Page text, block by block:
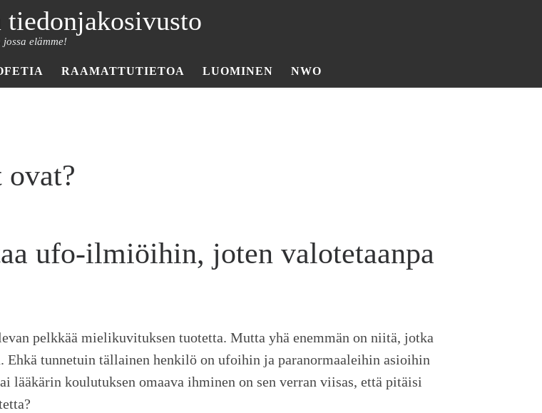
tiedonjakosivusto
elämme!
RAAMATTUTIETOA LUOMINEN NWO
ufo-ilmiöihin, joten valotetaanpa
pelkkää mielikuvituksen tuotetta. Mutta yhä enemmän on niitä, jotka
Ehkä tunnetuin tällainen henkilö on ufoihin ja paranormaaleihin asioihin
koulutuksen omaava ihminen on sen verran viisas, että pitäisi